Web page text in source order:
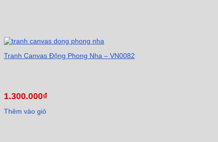
Tranh Canvas Động Phong Nha – VN0082
1.300.000₫
Thêm vào giỏ